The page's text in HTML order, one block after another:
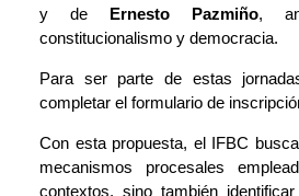
y de Ernesto Pazmiño,
constitucionalismo y democracia.
Para ser parte de estas
completar el formulario de
Con esta propuesta, el IFBC
mecanismos procesales
contextos, sino también